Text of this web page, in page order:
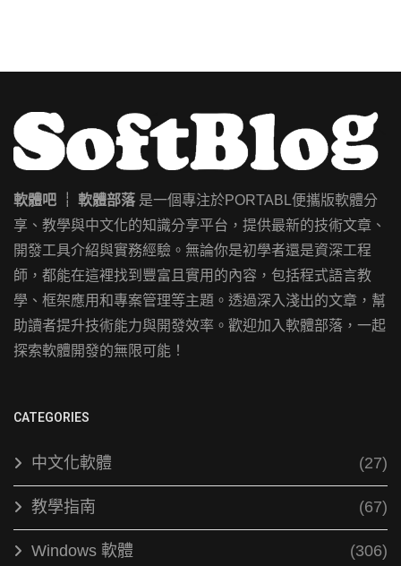
軟體吧 ┊ 軟體部落是一個專注於PORTABL便攜版軟體分
享、教學與中文化的知識分享平台，提供最新的技術文章、
開發工具介紹與實務經驗。無論你是初學者還是資深工程
師，都能在這裡找到豐富且實用的內容，包括程式語言教
學、框架應用和專案管理等主題。透過深入淺出的文章，幫
助讀者提升技術能力與開發效率。歡迎加入軟體部落，一起
探索軟體開發的無限可能！
CATEGORIES
中文化軟體 (27)
教學指南 (67)
Windows 軟體 (306)